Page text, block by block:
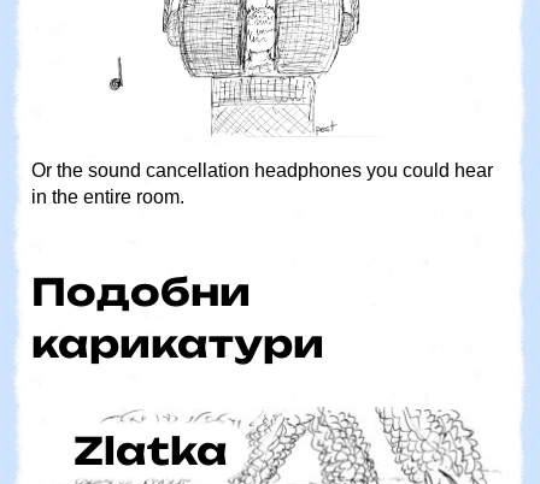
Or the sound cancellation headphones you could hear
in the entire room.
Подобни
карикатури
Zlatka